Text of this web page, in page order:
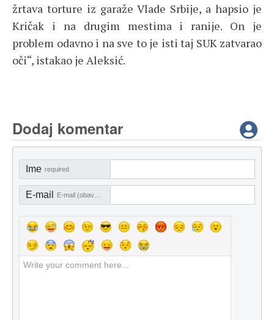
žrtava torture iz garaže Vlade Srbije, a hapsio je
Kričak i na drugim mestima i ranije. On je
problem odavno i na sve to je isti taj SUK zatvarao
oči“, istakao je Aleksić.
Dodaj komentar
Ime required
E-mail